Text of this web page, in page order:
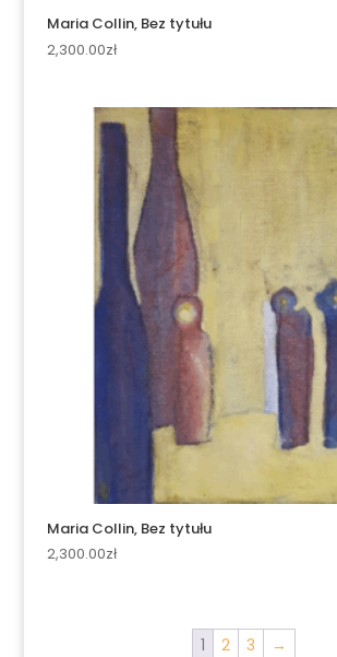
Maria Collin, Bez tytułu
2,300.00zł
Maria Collin, Bez tytułu
2,300.00zł
1 2 3 →